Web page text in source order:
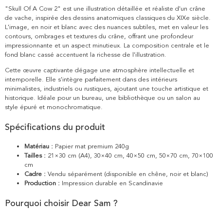
"Skull Of A Cow 2" est une illustration détaillée et réaliste d'un crâne
de vache, inspirée des dessins anatomiques classiques du XIXe siècle.
L'image, en noir et blanc avec des nuances subtiles, met en valeur les
contours, ombrages et textures du crâne, offrant une profondeur
impressionnante et un aspect minutieux. La composition centrale et le
fond blanc cassé accentuent la richesse de l'illustration.
Cette œuvre captivante dégage une atmosphère intellectuelle et
intemporelle. Elle s'intègre parfaitement dans des intérieurs
minimalistes, industriels ou rustiques, ajoutant une touche artistique et
historique. Idéale pour un bureau, une bibliothèque ou un salon au
style épuré et monochromatique.
Spécifications du produit
Matériau : Papier mat premium 240g
Tailles : 21×30 cm (A4), 30×40 cm, 40×50 cm, 50×70 cm, 70×100
cm
Cadre : Vendu séparément (disponible en chêne, noir et blanc)
Production : Impression durable en Scandinavie
Pourquoi choisir Dear Sam ?